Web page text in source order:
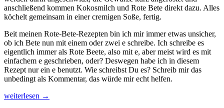
anschließend kommen Kokosmilch und Rote Bete direkt dazu. Alles
köchelt gemeinsam in einer cremigen Soße, fertig.
Beit meinen Rote-Bete-Rezepten bin ich mir immer etwas unsicher,
ob ich Bete nun mit einem oder zwei e schreibe. Ich schreibe es
eigentlich immer als Rote Beete, also mit e, aber meist wird es mit
einfachem e geschrieben, oder? Deswegen habe ich in diesem
Rezept nur ein e benutzt. Wie schreibst Du es? Schreib mir das
unbedingt als Kommentar, das würde mir echt helfen.
Rote-
weiterlesen →